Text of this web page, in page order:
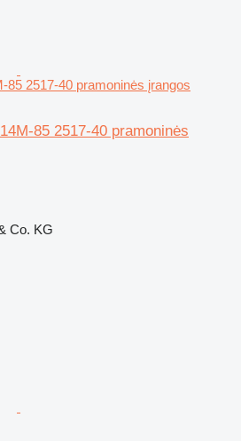
2517-40 pramoninės įrangos
85 2517-40 pramoninės
Co. KG